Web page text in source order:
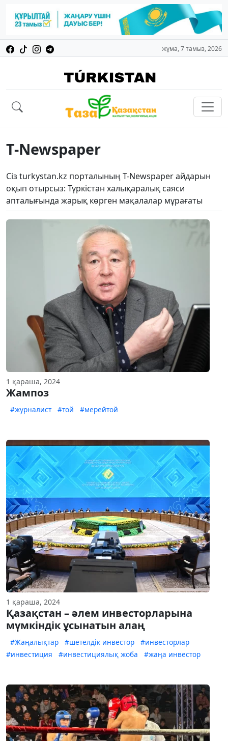
жұма, 7 тамыз, 2026
T-Newspaper
Сіз turkystan.kz порталының T-Newspaper айдарын
оқып отырсыз: Түркістан халықаралық саяси
апталығында жарық көрген мақалалар мұрағаты
1 қараша, 2024
Жампоз
#журналист #той #мерейтой
1 қараша, 2024
Қазақстан – әлем инвесторларына
мүмкіндік ұсынатын алаң
#Жаңалықтар #шетелдік инвестор
#инвесторлар
#инвестиция
#инвестициялық жоба #жаңа инвестор